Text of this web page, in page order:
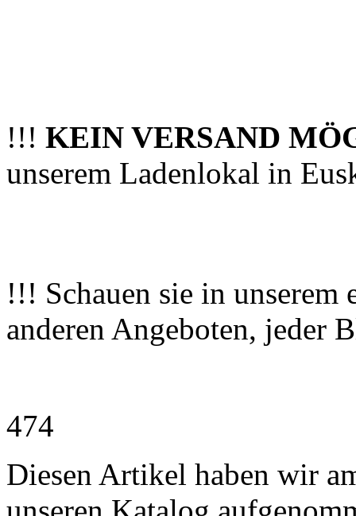
!!! KEIN VERSAND
unserem Ladenlokal in
!!! Schauen sie in unserem
anderen Angeboten, jeder
474
Diesen Artikel haben wir